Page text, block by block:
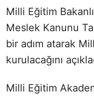
Milli Eğitim
Meslek Kanunu
bir adım atarak
kurulacağını
Milli Eğitim